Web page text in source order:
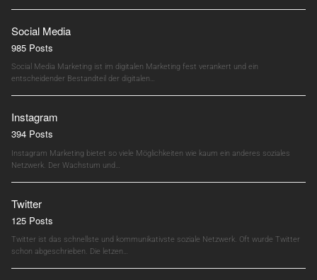
Social Media
985 Posts
Social Media Marketing ist im digitalen Marketing fest verankert und ein
entscheidender Bestandteil der digitalen…
Instagram
394 Posts
Instagram Marketing bietet so viele Möglichkeiten wie kaum ein anderes soziales
Netzwerk. Der Wachstum und…
Twitter
125 Posts
Twitter ist das schnellste und kommunikativste soziale Netzwerk. Oft wurde Twitter
schon abgeschrieben. Die letzen…